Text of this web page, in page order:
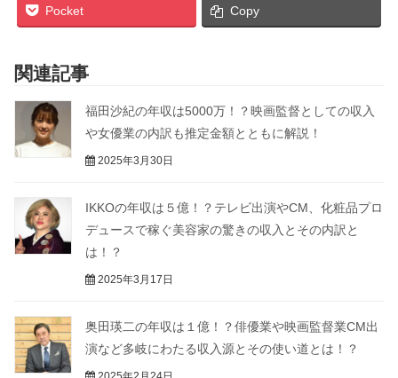
Pocket Copy
関連記事
福田沙紀の年収は5000万！？映画監督としての収入
や女優業の内訳も推定金額とともに解説！
2025年3月30日
IKKOの年収は５億！？テレビ出演やCM、化粧品プロ
デュースで稼ぐ美容家の驚きの収入とその内訳と
は！？
2025年3月17日
奥田瑛二の年収は１億！？俳優業や映画監督業CM出
演など多岐にわたる収入源とその使い道とは！？